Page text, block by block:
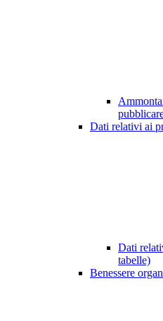
Dati relativi ai
Dati
tabelle)
Benessere